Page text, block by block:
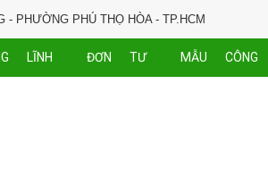
- PHƯỜNG PHÚ THỌ HÒA - TP.HCM
704 593
LĨNH ĐƠN TƯ MẪU CÔNG